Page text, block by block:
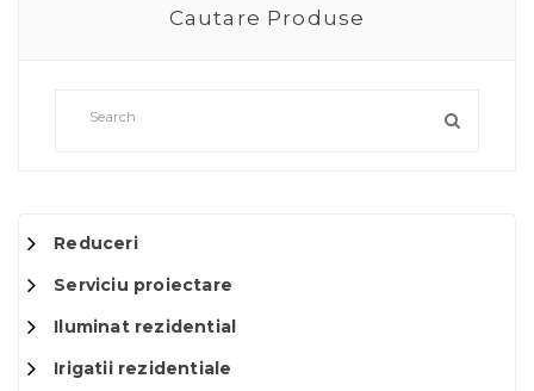
Cautare Produse
Reduceri
Serviciu proiectare
Iluminat rezidential
Irigatii rezidentiale